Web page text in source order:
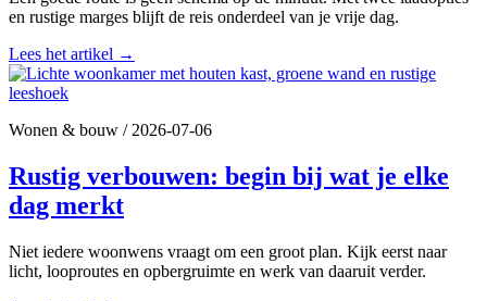
en rustige marges blijft de reis onderdeel van je vrije dag.
Lees het artikel →
Wonen & bouw /2026-07-06
Rustig verbouwen: begin bij wat je elke
dag merkt
Niet iedere woonwens vraagt om een groot plan. Kijk eerst naar
licht, looproutes en opbergruimte en werk van daaruit verder.